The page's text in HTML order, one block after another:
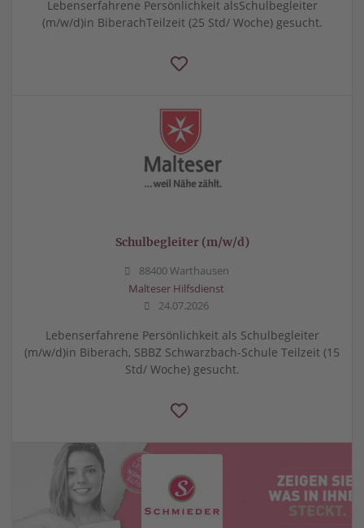
Lebenserfahrene Persönlichkeit alsSchulbegleiter
(m/w/d)in BiberachTeilzeit (25 Std/ Woche) gesucht.
Schulbegleiter (m/w/d)
88400 Warthausen
Malteser Hilfsdienst
24.07.2026
Lebenserfahrene Persönlichkeit als Schulbegleiter
(m/w/d)in Biberach, SBBZ Schwarzbach-Schule Teilzeit (15
Std/ Woche) gesucht.